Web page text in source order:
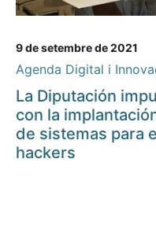
9 de setembre de 2021
Agenda Digital i
La Diputación
con la
de sistemas para
hackers